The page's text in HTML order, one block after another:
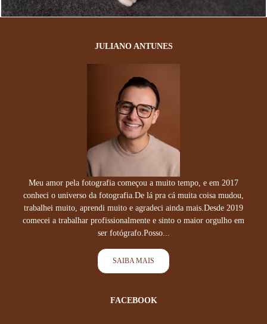
JULIANO ANTUNES
Meu amor pela fotografia começou a muito tempo, e em 2017
conheci o universo da fotografia.De lá pra cá muita coisa mudou,
trabalhei muito, aprendi muito e agradeci ainda mais.Desde 2019
comecei a trabalhar profissionalmente e sinto o maior orgulho em
ser fotógrafo.Posso...
SAIBA MAIS
FACEBOOK